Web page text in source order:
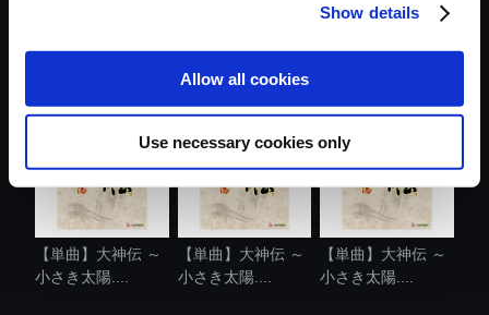
Show details
Allow all cookies
Use necessary cookies only
【単曲】大神伝 ～
小さき太陽....
【単曲】大神伝 ～
小さき太陽....
【単曲】大神伝 ～
小さき太陽....